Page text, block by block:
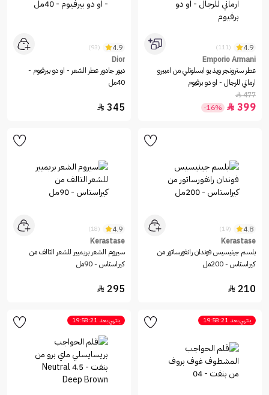
4.9
(111)
Emporio Armani
عطر سترونجر ويذ يو ابسلوتلي من امبيرو
ارماني للرجال - او دو برفيوم
477

399

-16%
4.9
(93)
Dior
ديور جادور عطر الشعر - او دو بيرفيوم -
40مل
345

4.8
(19)
Kerastase
بلسم جينيسيس فوندان رانفورساتور من
كيراستاس - 200مل
210

4.9
(18)
Kerastase
سيروم الشعر بريميير للشعر التالف من
كيراستاس - 90مل
295

ينتهي بعد 19:58:21 ينتهي بعد 19:58:21